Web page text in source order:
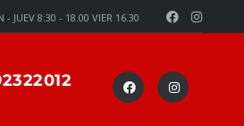
- JUEV 8:30 - 18.00 VIER 16.30